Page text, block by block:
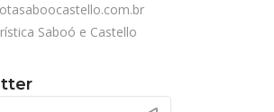
Saboó e Castello